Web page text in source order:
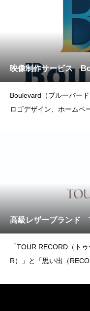
映像制作サービス
Boulevard（ブルーバー
ロゴデザイン、ホームペ
高級レザーブランド
「TOUR RECORD（ト
R）」と「思い出（